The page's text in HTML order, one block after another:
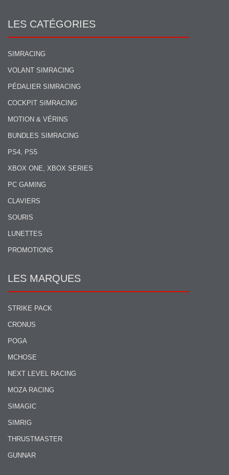
LES CATÉGORIES
SIMRACING
VOLANT SIMRACING
PÉDALIER SIMRACING
COCKPIT SIMRACING
MOTION & VÉRINS
BUNDLES SIMRACING
PS4, PS5
XBOX ONE, XBOX SERIES
PC GAMING
CLAVIERS
SOURIS
LUNETTES
PROMOTIONS
LES MARQUES
STRIKE PACK
CRONUS
POGA
MCHOSE
NEXT LEVEL RACING
MOZA RACING
SIMAGIC
SIMRIG
THRUSTMASTER
GUNNAR